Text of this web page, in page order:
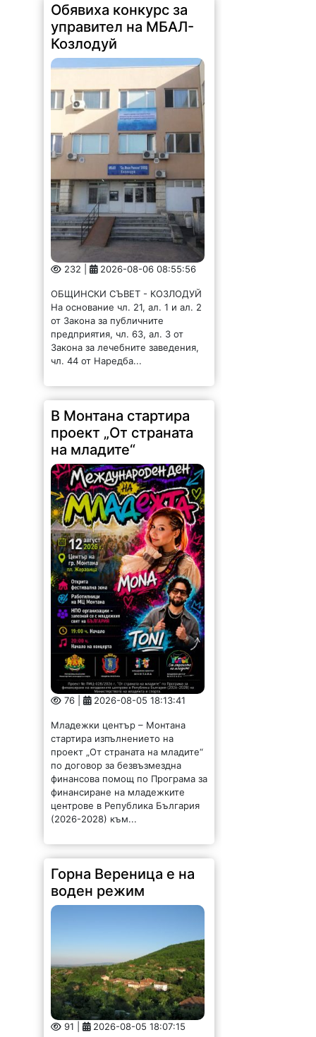
Обявиха конкурс за
управител на МБАЛ-
Козлодуй
232 | 2026-08-06 08:55:56
ОБЩИНСКИ СЪВЕТ - КОЗЛОДУЙ
На основание чл. 21, ал. 1 и ал. 2
от Закона за публичните
предприятия, чл. 63, ал. 3 от
Закона за лечебните заведения,
чл. 44 от Наредба...
В Монтана стартира
проект „От страната
на младите“
76 | 2026-08-05 18:13:41
Младежки център – Монтана
стартира изпълнението на
проект „От страната на младите“
по договор за безвъзмездна
финансова помощ по Програма за
финансиране на младежките
центрове в Република България
(2026-2028) към...
Горна Вереница е на
воден режим
91 | 2026-08-05 18:07:15